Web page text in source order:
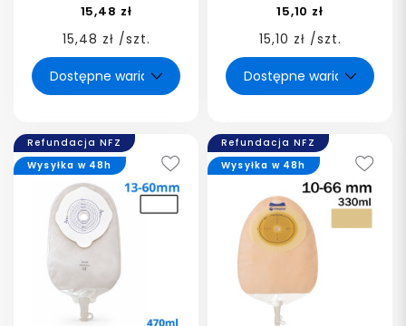
15,48 zł
15,48 zł /szt.
15,10 zł
15,10 zł /szt.
Refundacja NFZ
Wysyłka w 48h
Refundacja NFZ
Wysyłka w 48h